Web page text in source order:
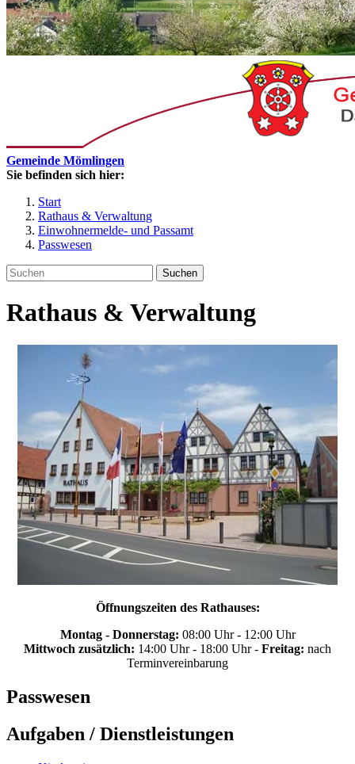
Gemeinde Mömlingen
Sie befinden sich hier:
Start
Rathaus & Verwaltung
Einwohnermelde- und Passamt
Passwesen
Suchen
Rathaus & Verwaltung
Öffnungszeiten des Rathauses:
Montag - Donnerstag: 08:00 Uhr - 12:00 Uhr
Mittwoch zusätzlich: 14:00 Uhr - 18:00 Uhr - Freitag: nach
Terminvereinbarung
Passwesen
Aufgaben / Dienstleistungen